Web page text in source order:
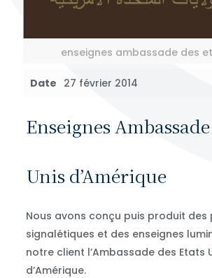
enseignes ambassade des
Date 27 février 2014
Enseignes
Unis d’Amérique
Nous avons conçu puis produit des
signalétiques et des enseignes
notre client l’Ambassade des Etats
d’Amérique.